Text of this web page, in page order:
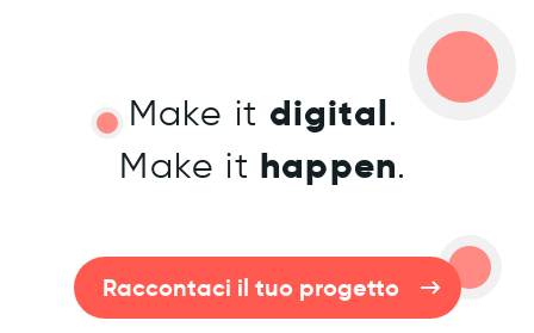
Make it digital.
Make it happen.
Raccontaci il tuo progetto